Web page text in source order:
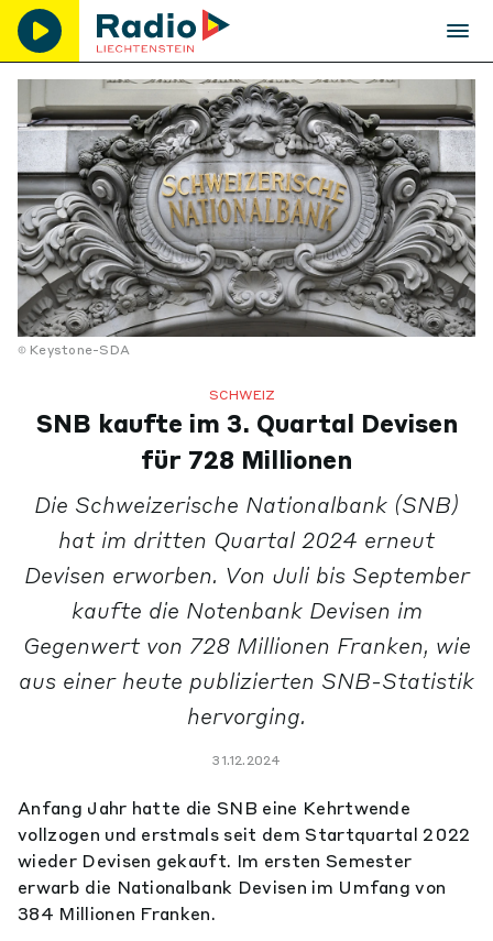
Keystone-SDA
SCHWEIZ
SNB kaufte im 3. Quartal Devisen
für 728 Millionen
Die Schweizerische Nationalbank (SNB)
hat im dritten Quartal 2024 erneut
Devisen erworben. Von Juli bis September
kaufte die Notenbank Devisen im
Gegenwert von 728 Millionen Franken, wie
aus einer heute publizierten SNB-Statistik
hervorging.
31.12.2024
Anfang Jahr hatte die SNB eine Kehrtwende
vollzogen und erstmals seit dem Startquartal 2022
wieder Devisen gekauft. Im ersten Semester
erwarb die Nationalbank Devisen im Umfang von
384 Millionen Franken.